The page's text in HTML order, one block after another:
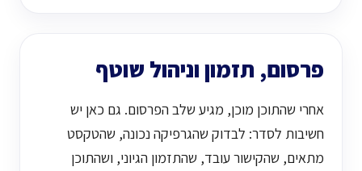
פרסום, תזמון וניהול שוטף
אחרי שהתוכן מוכן, מגיע שלב הפרסום. גם כאן יש
חשיבות לסדר: לבדוק שהגרפיקה נכונה, שהטקסט
מתאים, שהקישור עובד, שהתזמון הגיוני, ושהתוכן